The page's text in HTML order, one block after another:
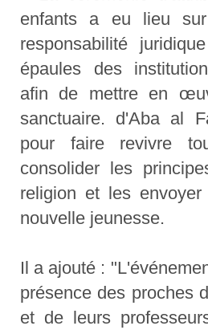
enfants a eu lieu
responsabilité
épaules des
afin de mettre en
sanctuaire. d'Aba al
pour faire revivre
consolider les
religion et les
nouvelle jeunesse.
Il a ajouté :
présence des proches
et de leurs